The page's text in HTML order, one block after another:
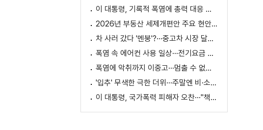
이 대통령, 기록적 폭염에 총력 대응 지시 [외신에 비친 한국]
2026년 부동산 세제개편안 주요 현안 팩트체크 [K-정책 사용법]
차 사러 갔다 '멘붕'?···중고차 시장 달라진다
폭염 속 에어컨 사용 일상···전기요금 줄이려면?
폭염에 악취까지 이중고···멈출 수 없는 필수노동
'입추' 무색한 극한 더위···주말엔 비·소나기
이 대통령, 국가폭력 피해자 오찬···"책임지고 치유"